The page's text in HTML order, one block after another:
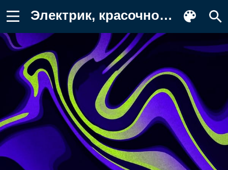
Электрик, красочность, пурпур, арт Фото